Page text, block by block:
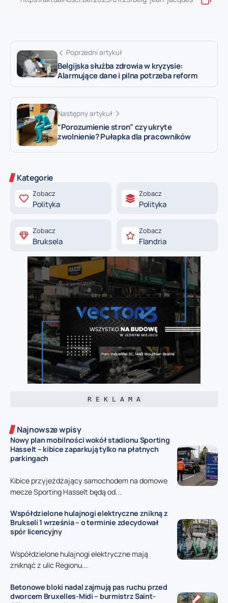
Poprzedni artykuł
Belgijska służba zdrowia w kryzysie:
Alarmujące dane i pilna potrzeba reform
Następny artykuł
“Porozumienie stron” czy ukryte
zwolnienie? Pułapka dla pracowników
Kategorie
Zobacz
Polityka
Zobacz
Polityka
Zobacz
Bruksela
Zobacz
Flandria
R E K L A M A
Najnowsze wpisy
Nowy plan mobilności wokół stadionu Sporting
Hasselt – kibice zaparkują tylko na płatnych
parkingach
Kibice przyjeżdżający samochodem na domowe
mecze Sporting Hasselt będą od...
Współdzielone hulajnogi elektryczne znikną z
Brukseli 1 września – o terminie zdecydował
spór licencyjny
Współdzielone hulajnogi elektryczne mają
zniknąć z ulic Regionu...
Betonowe bloki nadal zajmują pas ruchu przed
dworcem Bruxelles-Midi – burmistrz Saint-